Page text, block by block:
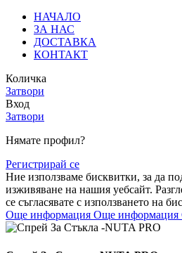
НАЧАЛО
ЗА НАС
ДОСТАВКА
КОНТАКТ
Количка
Затвори
Вход
Затвори
Нямате профил?
Регистрирай се
Ние използваме бисквитки, за да
изживяване на нашия уебсайт.
се съгласявате с използването на
Още информация Още информация